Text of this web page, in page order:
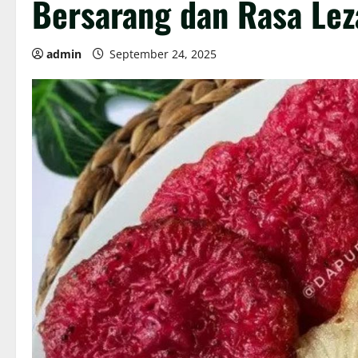
Bersarang dan Rasa
admin September 24, 2025